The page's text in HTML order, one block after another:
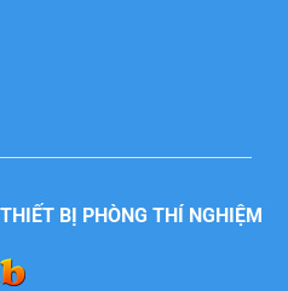
BỊ PHÒNG THÍ NGHIỆM